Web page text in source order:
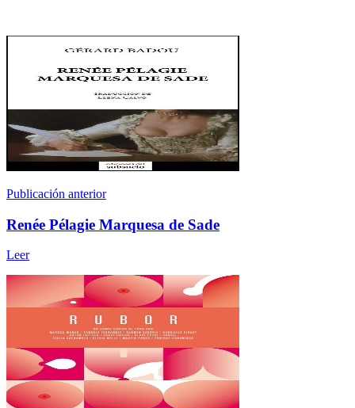
Publicación anterior
Renée Pélagie Marquesa de Sade
Leer